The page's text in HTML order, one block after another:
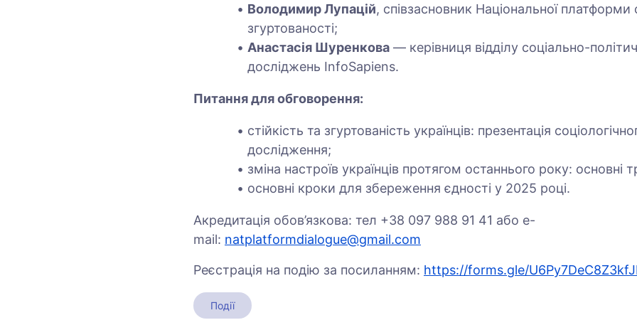
Володимир Лупацій, співзасновник Національної платформи
згуртованості;
Анастасія Шуренкова— керівниця відділу соціально-
досліджень InfoSapiens.
Питання для обговорення:
стійкість та згуртованість українців: презентація
дослідження;
зміна настроїв українців протягом останнього року: основні
основні кроки для збереження єдності у 2025 році.
Акредитація обов’язкова: тел +38 097 988 91 41 або e-
mail: natplatformdialogue@gmail.com
Реєстрація на подію за посиланням: https://forms.gle/
Події